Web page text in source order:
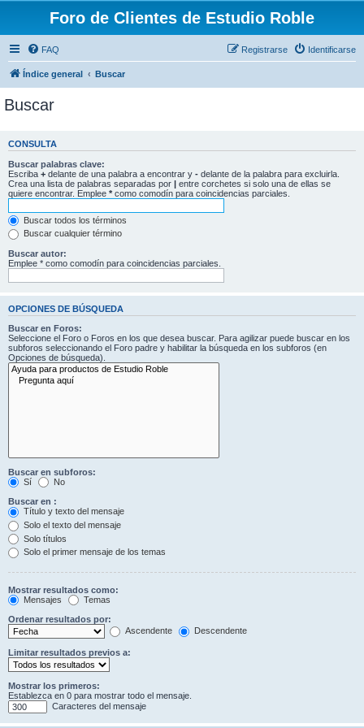
Foro de Clientes de Estudio Roble
FAQ Identificarse
Registrarse
Índice general Buscar
Buscar
CONSULTA
Buscar palabras clave:
Escriba + delante de una palabra a encontrar y - delante de la palabra para excluirla.
Crea una lista de palabras separadas por | entre corchetes si solo una de ellas se
quiere encontrar. Emplee * como comodín para coincidencias parciales.
Buscar todos los términos
Buscar cualquier término
Buscar autor:
Emplee * como comodín para coincidencias parciales.
OPCIONES DE BÚSQUEDA
Buscar en Foros:
Seleccione el Foro o Foros en los que desea buscar. Para agilizar puede buscar en los
subforos seleccionando el Foro padre y habilitar la búsqueda en los subforos (en
Opciones de búsqueda).
Buscar en subforos:
Sí
No
Buscar en :
Título y texto del mensaje
Solo el texto del mensaje
Solo títulos
Solo el primer mensaje de los temas
Mostrar resultados como:
Mensajes
Temas
Ordenar resultados por:
Ascendente
Descendente
Limitar resultados previos a:
Mostrar los primeros:
Establezca en 0 para mostrar todo el mensaje.
Caracteres del mensaje